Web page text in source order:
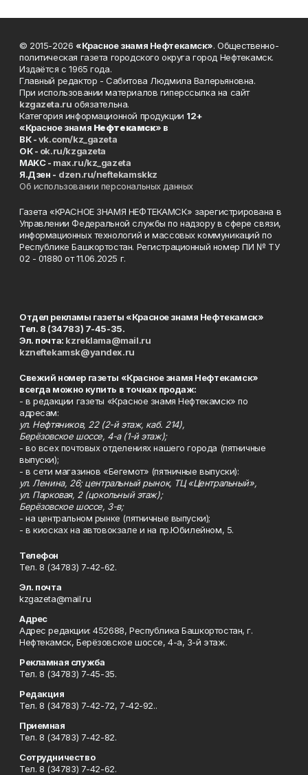
© 2015-2026 «Красное знамя Нефтекамск». Общественно-
политическая газета городского округа город Нефтекамск.
Издаётся с 1965 года.
Главный редактор - Сабитова Людмила Валерьяновна.
При использовании материалов гиперссылка на сайт
kzgazeta.ru обязательна.
Категория информационной продукции 12+
«Красное знамя Нефтекамск» в
ВК -vk.com/kz_gazeta
ОК - ok.ru/kzgazeta
MAKC - max.ru/kz_gazeta
Я.Дзен - dzen.ru/neftekamskkz
Об использовании персональных данных
Газета «КРАСНОЕ ЗНАМЯ НЕФТЕКАМСК» зарегистрирована в
Управлении Федеральной службы по надзору в сфере связи,
информационных технологий и массовых коммуникаций по
Республике Башкортостан. Регистрационный номер ПИ № ТУ
02 - 01880 от 11.06.2025 г.
Отдел рекламы газеты «Красное знамя Нефтекамск»
Тел. 8 (34783) 7-45-35.
Эл. почта: kzreklama@mail.ru
kzneftekamsk@yandex.ru
Свежий номер газеты «Красное знамя Нефтекамск»
всегда можно купить в точках продаж:
- в редакции газеты «Красное знамя Нефтекамск» по
адресам:
ул. Нефтяников, 22 (2-й этаж, каб. 214),
Берёзовское шоссе, 4-а (1-й этаж);
- во всех почтовых отделениях нашего города (пятничные
выпуски);
- в сети магазинов «Бегемот» (пятничные выпуски):
ул. Ленина, 26; центральный рынок, ТЦ «Центральный»,
ул. Парковая, 2 (цокольный этаж);
Берёзовское шоссе, 3-в;
- на центральном рынке (пятничные выпуски);
- в киосках на автовокзале и на пр.Юбилейном, 5.
Телефон
Тел. 8 (34783) 7-42-62.
Эл. почта
kzgazeta@mail.ru
Адрес
Адрес редакции: 452688, Республика Башкортостан, г.
Нефтекамск, Берёзовское шоссе, 4-а, 3-й этаж.
Рекламная служба
Тел. 8 (34783) 7-45-35.
Редакция
Тел. 8 (34783) 7-42-72, 7-42-92..
Приемная
Тел. 8 (34783) 7-42-82.
Сотрудничество
Тел. 8 (34783) 7-42-62.